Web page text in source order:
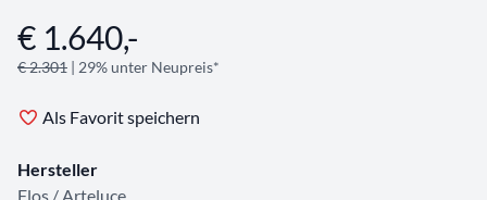
Angebotsinformationen
€ 1.640,-
€ 2.301 | 29% unter Neupreis*
Als Favorit speichern
Hersteller
Flos / Arteluce